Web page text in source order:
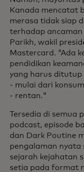
Kanada mencatat
merasa tidak siap
terhadap ancaman
Parikh, wakil
Mastercard. "Ada
pendidikan
yang harus ditutup
- mulai dari
- rentan."
Tersedia di semua
podcast, episode
dan Dark Poutine
pengalaman nyata
sejarah kejahatan
setia pada format